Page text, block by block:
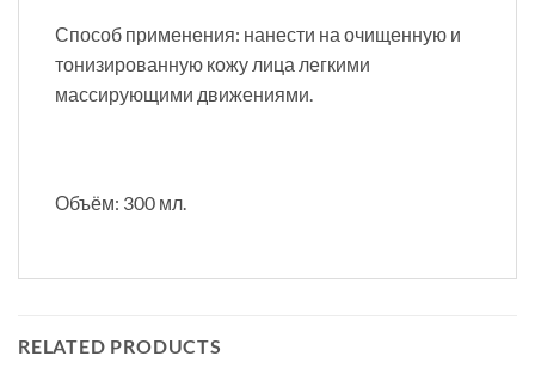
Способ применения: нанести на очищенную и
тонизированную кожу лица легкими
массирующими движениями.
Объём: 300 мл.
RELATED PRODUCTS